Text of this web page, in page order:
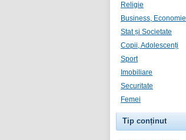
Religie
Business, Economie
Stat și Societate
Copii, Adolescenți
Sport
Imobiliare
Securitate
Femei
Tip conținut